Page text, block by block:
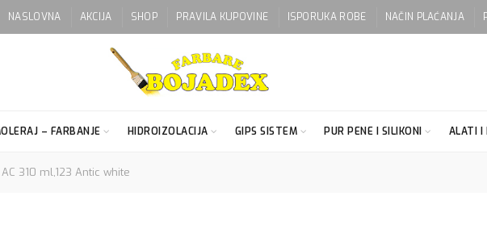
NASLOVNA AKCIJA SHOP PRAVILA KUPOVINE ISPORUKA ROBE NAČIN PLAĆANJA
– FARBANJE HIDROIZOLACIJA GIPS SISTEM PUR PENE I SILIKONI ALATI I
310 ml,123 Antic white